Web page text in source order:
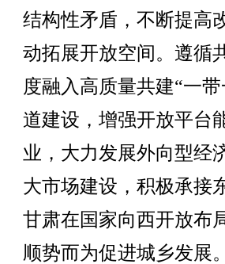
结构性矛盾，不断提高
动拓展开放空间。遵循
度融入高质量共建“一
道建设，增强开放平台
业，大力发展外向型经
大市场建设，积极承接
甘肃在国家向西开放布
顺势而为促进城乡发展